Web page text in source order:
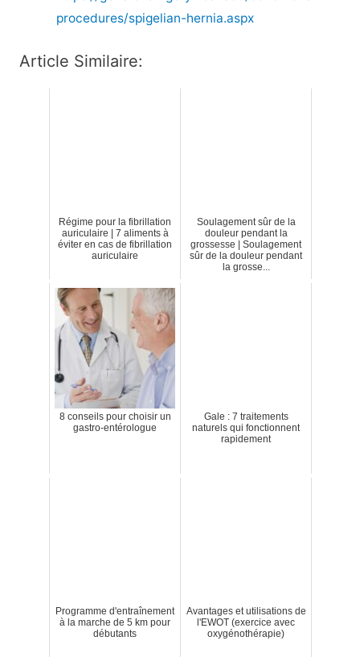
procedures/spigelian-hernia.aspx
Article Similaire:
Régime pour la fibrillation
auriculaire | 7 aliments à
éviter en cas de fibrillation
auriculaire
Soulagement sûr de la
douleur pendant la
grossesse | Soulagement
sûr de la douleur pendant
la grosse...
8 conseils pour choisir un
gastro-entérologue
Gale : 7 traitements
naturels qui fonctionnent
rapidement
Programme d'entraînement
à la marche de 5 km pour
débutants
Avantages et utilisations de
l'EWOT (exercice avec
oxygénothérapie)